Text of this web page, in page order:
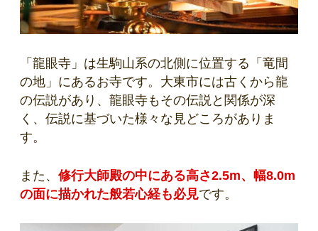
「龍眼寺」は生駒山系の北側に位置する「竜間
の地」にあるお寺です。大東市には古くから龍
の伝説があり、龍眼寺もその伝説と関係が深
く、伝説に基づいた様々な見どころがありま
す。
また、 修行大師殿の中にある高さ2.5m、幅8.0m
の面に描かれた般若心経も必見です。